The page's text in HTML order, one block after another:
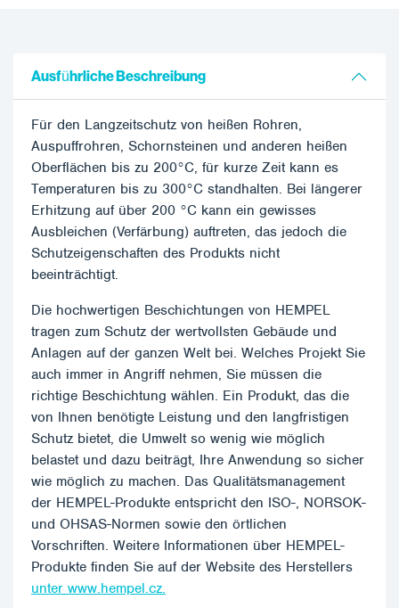
Ausführliche Beschreibung
Für den Langzeitschutz von heißen Rohren,
Auspuffrohren, Schornsteinen und anderen heißen
Oberflächen bis zu 200°C, für kurze Zeit kann es
Temperaturen bis zu 300°C standhalten. Bei längerer
Erhitzung auf über 200 °C kann ein gewisses
Ausbleichen (Verfärbung) auftreten, das jedoch die
Schutzeigenschaften des Produkts nicht
beeinträchtigt.
Die hochwertigen Beschichtungen von HEMPEL
tragen zum Schutz der wertvollsten Gebäude und
Anlagen auf der ganzen Welt bei. Welches Projekt Sie
auch immer in Angriff nehmen, Sie müssen die
richtige Beschichtung wählen. Ein Produkt, das die
von Ihnen benötigte Leistung und den langfristigen
Schutz bietet, die Umwelt so wenig wie möglich
belastet und dazu beiträgt, Ihre Anwendung so sicher
wie möglich zu machen. Das Qualitätsmanagement
der HEMPEL-Produkte entspricht den ISO-, NORSOK-
und OHSAS-Normen sowie den örtlichen
Vorschriften. Weitere Informationen über HEMPEL-
Produkte finden Sie auf der Website des Herstellers
unter www.hempel.cz.